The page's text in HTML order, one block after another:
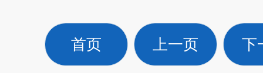
首页 上一页 下